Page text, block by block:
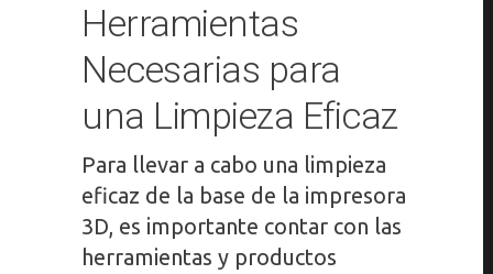
Herramientas
Necesarias para
una Limpieza Eficaz
Para llevar a cabo una limpieza
eficaz de la base de la impresora
3D, es importante contar con las
herramientas y productos